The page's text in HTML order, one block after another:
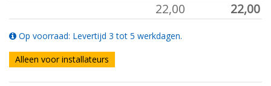
22,00 22,00
Op voorraad: Levertijd 3 tot 5 werkdagen.
Alleen voor installateurs